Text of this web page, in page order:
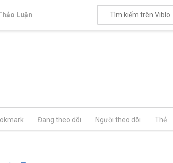
Luận
Đang theo dõi Người theo dõi Thẻ